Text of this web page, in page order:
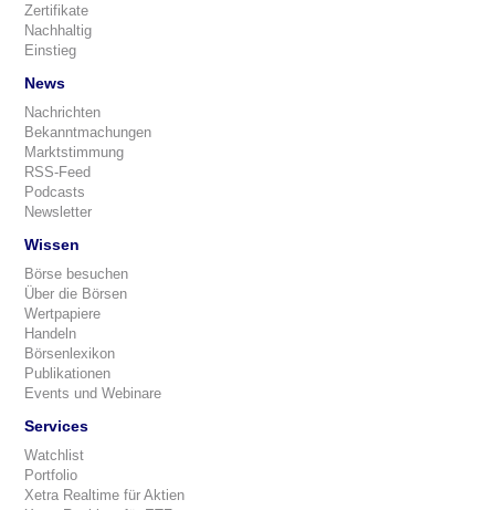
Zertifikate
Nachhaltig
Einstieg
News
Nachrichten
Bekanntmachungen
Marktstimmung
RSS-Feed
Podcasts
Newsletter
Wissen
Börse besuchen
Über die Börsen
Wertpapiere
Handeln
Börsenlexikon
Publikationen
Events und Webinare
Services
Watchlist
Portfolio
Xetra Realtime für Aktien